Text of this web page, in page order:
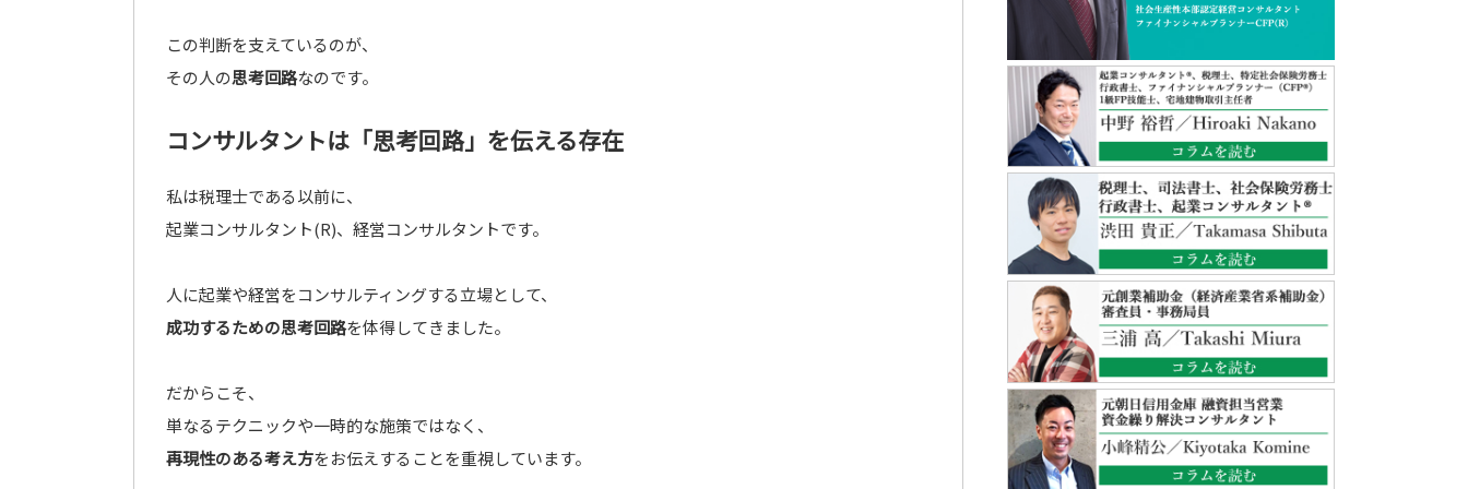
この判断を支えているのが、
その人の思考回路なのです。
コンサルタントは「思考回路」を伝える存在
私は税理士である以前に、
起業コンサルタント(R)、経営コンサルタントです。
人に起業や経営をコンサルティングする立場として、
成功するための思考回路を体得してきました。
だからこそ、
単なるテクニックや一時的な施策ではなく、
再現性のある考え方をお伝えすることを重視しています。